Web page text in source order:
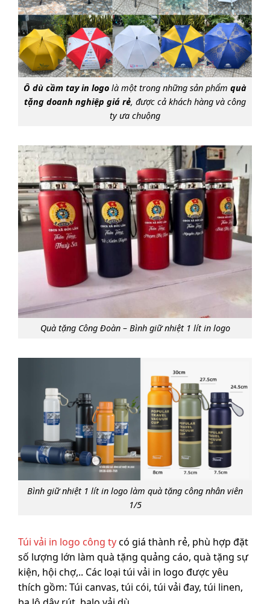
Ô dù cầm tay in logo là một trong những sản phẩm quà
tặng doanh nghiệp giá rẻ, được cả khách hàng và công
ty ưa chuộng
Quà tặng Công Đoàn – Bình giữ nhiệt 1 lít in logo
Bình giữ nhiệt 1 lít in logo làm quà tặng công nhân viên
1/5
Túi vải in logo công tycó giá thành rẻ, phù hợp đặt
số lượng lớn làm quà tặng quảng cáo, quà tặng sự
kiện, hội chợ,.. Các loại túi vải in logo được yêu
thích gồm: Túi canvas, túi cói, túi vải đay, túi linen,